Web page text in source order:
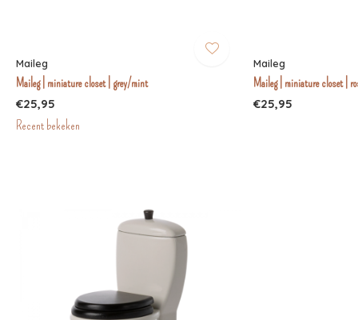
Maileg
Maileg | miniature closet | grey/mint
€25,95
Maileg
Maileg | miniature closet |
€25,95
Recent bekeken